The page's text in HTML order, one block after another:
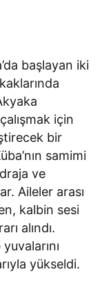
başlayan iki
için
bir
samimi
ve
Aileler arası
kalbin sesi
alındı.
yükseldi.